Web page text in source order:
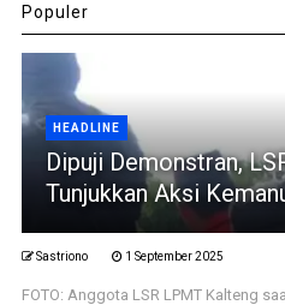
Populer
HEADLINE
Dipuji Demonstran,
Tunjukkan Aksi
Sastriono 1 September 2025
FOTO: Anggota LSR LPMT Kalteng